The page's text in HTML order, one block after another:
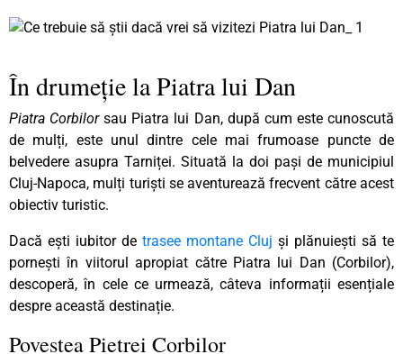
În drumeție la Piatra lui Dan
Piatra Corbilorsau Piatra lui Dan, după cum este cunoscută
de mulți, este unul dintre cele mai frumoase puncte de
belvedere asupra Tarniței. Situată la doi pași de municipiul
Cluj-Napoca, mulți turiști se aventurează frecvent către acest
obiectiv turistic.
Dacă ești iubitor de trasee montane Cluj și plănuiești să te
pornești în viitorul apropiat către Piatra lui Dan (Corbilor),
descoperă, în cele ce urmează, câteva informații esențiale
despre această destinație.
Povestea Pietrei Corbilor